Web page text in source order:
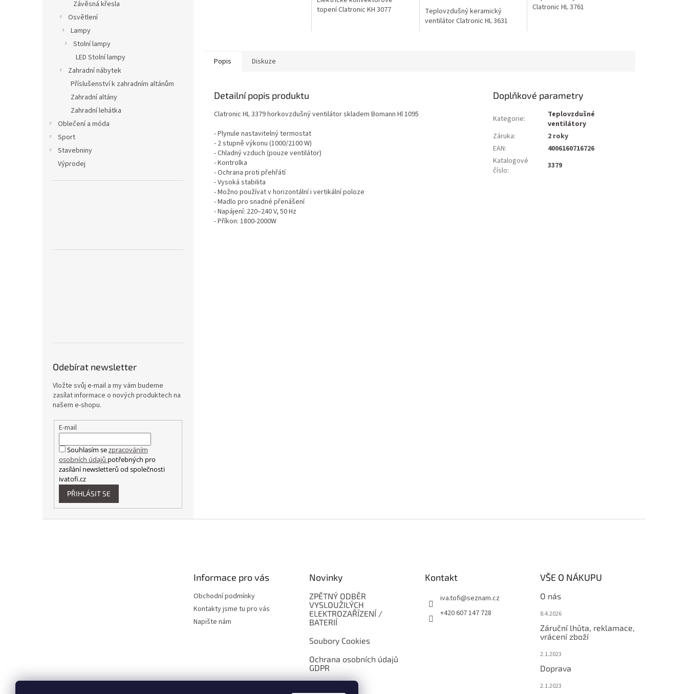
Závěsná křesla
Osvětlení
Lampy
Stolní lampy
LED Stolní lampy
Zahradní nábytek
Příslušenství k zahradním altánům
Zahradní altány
Zahradní lehátka
Oblečení a móda
Sport
Stavebniny
Výprodej
Odebírat newsletter
Vložte svůj e-mail a my vám budeme
zasílat informace o nových produktech na
našem e-shopu.
E-mail
Souhlasím sezpracováním
osobních údajů potřebných pro
zasílání newsletterů od společnosti
ivatofi.cz
PŘIHLÁSIT SE
topení Clatronic KH 3077
Teplovzdušný keramický
ventilátor Clatronic HL 3631
Clatronic HL 3761
Popis Diskuze
Detailní popis produktu
Clatronic HL 3379 horkovzdušný ventilátor skladem Bomann Hl 1095
- Plynule nastavitelný termostat
- 2 stupně výkonu (1000/2100 W)
- Chladný vzduch (pouze ventilátor)
- Kontrolka
- Ochrana proti přehřátí
- Vysoká stabilita
- Možno používat v horizontální i vertikální poloze
- Madlo pro snadné přenášení
- Napájení: 220–240 V, 50 Hz
- Příkon: 1800-2000W
Doplňkové parametry
Kategorie:
Teplovzdušné
ventilátory
Záruka:
2 roky
EAN:
4006160716726
Katalogové
číslo: 3379
Informace pro vás
Obchodní podmínky
Kontakty jsme tu pro vás
Napište nám
Novinky
ZPĚTNÝ ODBĚR
VYSLOUŽILÝCH
ELEKTROZAŘÍZENÍ /
BATERIÍ
Soubory Cookies
Ochrana osobních údajů
GDPR
Kontakt
iva.tofi@seznam.cz
+420 607 147 728
VŠE O NÁKUPU
O nás
8.4.2026
Záruční lhůta, reklamace,
vrácení zboží
2.1.2023
Doprava
2.1.2023